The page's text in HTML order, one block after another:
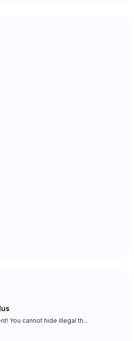
You cannot hide illegal th...